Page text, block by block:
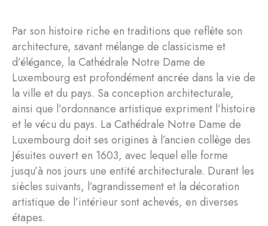
Par son histoire riche en traditions que reflète son
architecture, savant mélange de classicisme et
d’élégance, la Cathédrale Notre Dame de
Luxembourg est profondément ancrée dans la vie de
la ville et du pays. Sa conception architecturale,
ainsi que l’ordonnance artistique expriment l’histoire
et le vécu du pays. La Cathédrale Notre Dame de
Luxembourg doit ses origines à l’ancien collège des
Jésuites ouvert en 1603, avec lequel elle forme
jusqu’à nos jours une entité architecturale. Durant les
siècles suivants, l’agrandissement et la décoration
artistique de l’intérieur sont achevés, en diverses
étapes.